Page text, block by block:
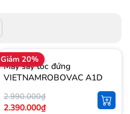
Giảm 20%
Máy sấy tóc đứng
VIETNAMROBOVAC A1D
2.990.000₫
2.390.000₫